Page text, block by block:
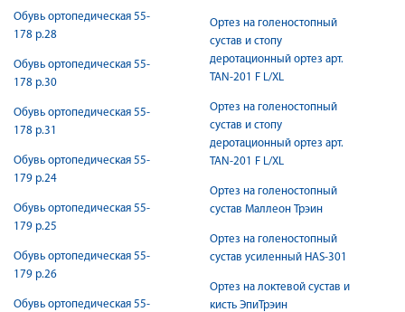
Обувь ортопедическая 55-
178 р.28
Обувь ортопедическая 55-
178 р.30
Обувь ортопедическая 55-
178 р.31
Обувь ортопедическая 55-
179 р.24
Обувь ортопедическая 55-
179 р.25
Обувь ортопедическая 55-
179 р.26
Обувь ортопедическая 55-
Ортез на голеностопный
сустав и стопу
деротационный ортез арт.
TAN-201 F L/XL
Ортез на голеностопный
сустав и стопу
деротационный ортез арт.
TAN-201 F L/XL
Ортез на голеностопный
сустав Маллеон Трэин
Ортез на голеностопный
сустав усиленный HAS-301
Ортез на локтевой сустав и
кисть ЭпиТрэин